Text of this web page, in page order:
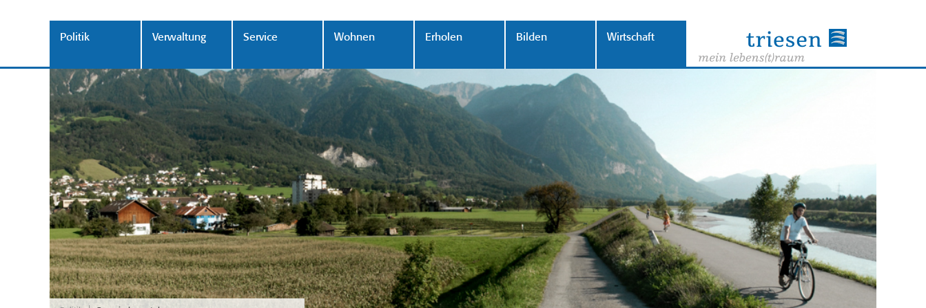
Politik Verwaltung Service Wohnen Erholen Bilden Wirtschaft